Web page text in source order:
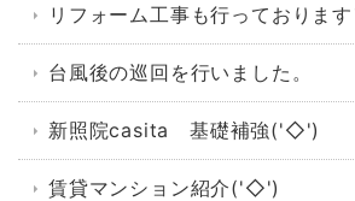
リフォーム工事も行っておりま
台風後の巡回を行いました。
新照院casita 基礎補強('◇')ゞ
賃貸マンション紹介('◇')ゞ